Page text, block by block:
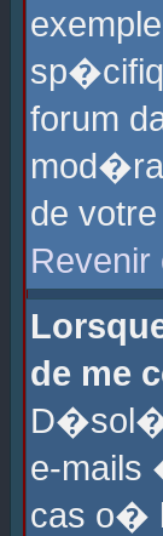
forum
de
Revenir
de me
e-mails
cas o�